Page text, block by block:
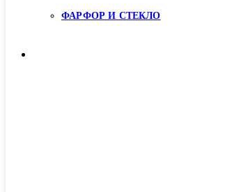
ФАРФОР И СТЕКЛО